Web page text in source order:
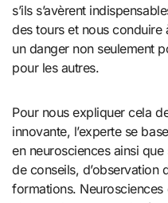
s’ils s’avèrent
des tours et nous conduire
un danger non seulement
pour les autres.
Pour nous expliquer cela
innovante, l’experte se
en neurosciences ainsi
de conseils, d’observation
formations.